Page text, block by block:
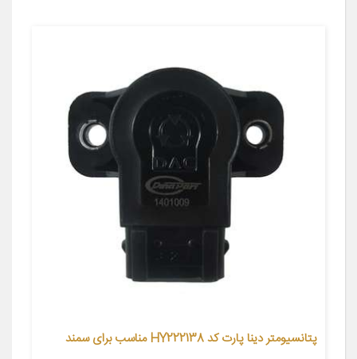
پتانسیومتر دینا پارت کد HY222138 مناسب برای سمند